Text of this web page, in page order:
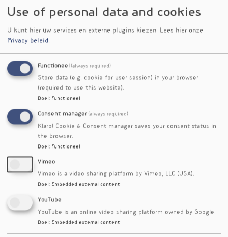
Verschenen in
Curcumine-suppletie
vermindert levervet bij
nieuwsbrief nr. 602
Curcumine vermeerdert
spiermassa bij chronische
'Prostaatkanker en
bètacellen van diabetici
Fytotherapie om
prostaatbiopsie te
vermijden
nieuwsbrief nr. 526
Polyfenolen in de strijd
tegen helicobacter
nieuwsbrief nr. 483
Boswellia en kurkuma
nieuwsbrief nr. 464
Use of personal data and cookies
U kunt hier uw services en externe plugins kiezen. Lees hier onze
Privacy beleid.
Functioneel (always required)
Store data (e.g. cookie for user session) in your browser
(required to use this website).
Doel : Functioneel
Consent manager (always required)
Klaro! Cookie & Consent manager saves your consent status in
the browser.
Doel : Functioneel
Vimeo
Vimeo is a video sharing platform by Vimeo, LLC (USA).
Doel : Embedded external content
YouTube
YouTube is an online video sharing platform owned by Google.
Doel : Embedded external content